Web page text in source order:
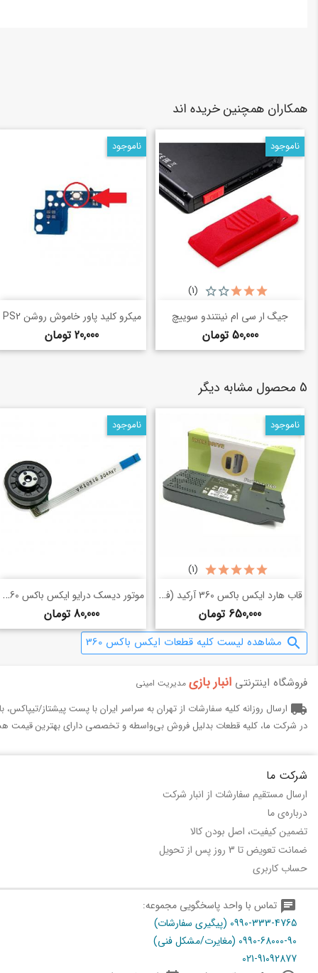
همکاران همچنین خریده اند
جیگ ار سی ام نینتندو سوییچ
قیمت50,000 تومان
(1)
ناموجود
shopping_basketخرید سریع میکرو کلید پاور خاموش روشن PS2
قیمت20,000 تومان
ناموجود
shopping_basketخرید سریع
5 محصول مشابه دیگر
قاب هارد ایکس باکس 360 آرکید (فت)
قیمت650,000 تومان
(1)
ناموجود
shopping_basketخرید سریع
موتور دیسک درایو ایکس باکس 360 اسلیم
قیمت80,000 تومان
ناموجود
shopping_basketخرید سریع
search مشاهده لیست کلیه قطعات ایکس باکس 360
فروشگاه اینترنتی انبار بازی‌ مدیریت امینی
local_shipping ارسال روزانه کلیه سفارشات از تهران به سراسر ایران با پست پیشتاز/
در شرکت ما، کلیه قطعات بدلیل فروش بی‌واسطه و تخصصی دارای بهترین قیمت
شرکت ما
ارسال مستقیم سفارشات از انبار شرکت
درباره‌ی ما
تضمین کیفیت، اصل بودن کالا
ضمانت تعویض تا 3 روز پس از تحویل
حساب کاربری
chat تماس با واحد پاسخگویی مجموعه:
0990-333-4765 (پیگیری سفارشات)
0990-68000-90 (مغایرت/مشکل فنی)
021-91092877